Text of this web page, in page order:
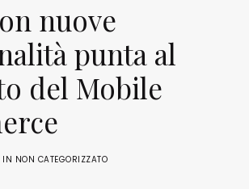
nuove
punta al
del Mobile
IN NON CATEGORIZZATO